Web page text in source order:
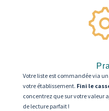
Votre liste est commandée via
votre établissement. Fini le
concentrez que sur votre valeur
de lecture parfait !